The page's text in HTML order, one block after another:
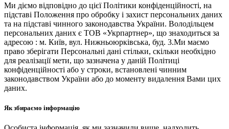
Ми діємо відповідно до цієї Політики конфіденційності, на
підставі Положення про обробку і захист персональних даних
та на підставі чинного законодавства України. Володільцем
персональних даних є ТОВ «Укрпартнер», що знаходиться за
адресою : м. Київ, вул. Нижньоюркiвська, буд. 3.Ми маємо
право зберігати Персональні дані стільки, скільки необхідно
для реалізації мети, що зазначена у даній Політиці
конфіденційності або у строки, встановлені чинним
законодавством України або до моменту видалення Вами цих
даних.
Як збираємо інформацію